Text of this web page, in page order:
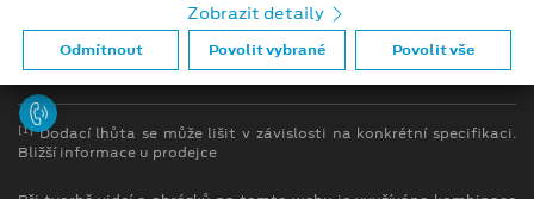
Ochrana osobních údajů
Prohlášení o zpracování údajů konečných zákazníků
[1]Dodací lhůta se může lišit v závislosti na konkrétní specifikaci.
Bližší informace u prodejce
Zobrazit detaily
Odmítnout Povolit vybrané Povolit vše